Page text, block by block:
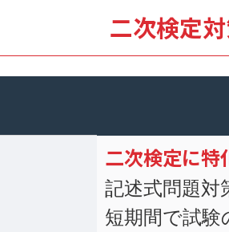
二次検定
二次検定に特
記述式問題対
短期間で試験